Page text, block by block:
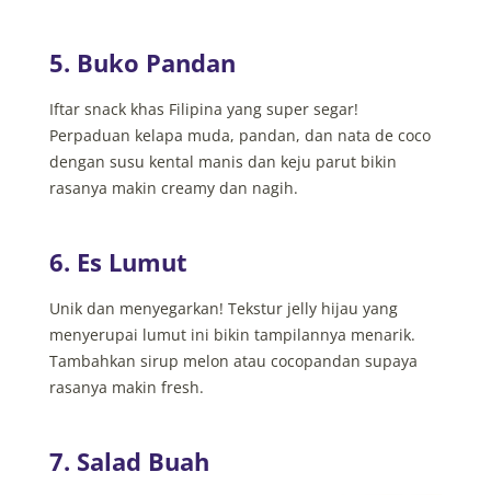
5. Buko Pandan
Iftar snack khas Filipina yang super segar!
Perpaduan kelapa muda, pandan, dan nata de coco
dengan susu kental manis dan keju parut bikin
rasanya makin creamy dan nagih.
6. Es Lumut
Unik dan menyegarkan! Tekstur jelly hijau yang
menyerupai lumut ini bikin tampilannya menarik.
Tambahkan sirup melon atau cocopandan supaya
rasanya makin fresh.
7. Salad Buah